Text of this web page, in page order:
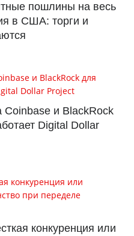
пошлины на весь
в США: торги и
и BlackRock
Digital Dollar
конкуренция или